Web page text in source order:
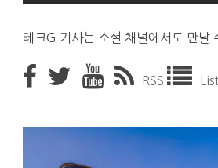
테크G 기사는 소셜 채널에서도 만날
RSS List